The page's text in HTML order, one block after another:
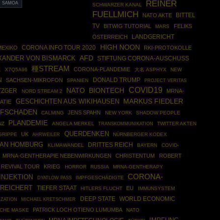
SAMOA SCHWARZER KANAL
REINER
FUELLMICH
NATO AKTE
BITTEL
TV
BITWIG TUTORIAL MARS
FELIKS
ÖSTERREICH
LANDGERICHT
CORONA INFO TOUR 2020 HIGH NOON RKI-PROTOKOLLE
VON BISMARCK AFD STIFTUNG CORONA-AUSCHUSS
X7Q5A96 種STREAM CORONA-PLANDEMIE 大名 ASPHYX NEW
SACHSEN-MIKROFON SPANIEN DONALD TRUMP PROJECT VERITAS
NORD STREAM 2 NATO BIONTECH COVID19
MRNA-
GESCHICHTEN AUS WIKIHAUSEN
MARKUS FIEDLER
CALMING JENS SPAHN NEW YORK
SHADOW PEOPLE
PLANDEMIE ANGELA MERKEL TRANSKOMMUNIKATION
TWITTER AKTEN
UK AHRWEILER QUERDENKEN NÜRNBERGER KODEX
HOMBURG KLIMAWANDEL DRITTES REICH BAYERN COVID-
MRNA-GENTHERAPIE NEBENWIRKUNGEN CHRISTENTUM
ROBERT
TOUR
KRIEG HORROR RUSSIA MRNA-GENTHERAPY
DYATLOW PASS IMPFGESCHÄDIGTE CORONA-
TIEFER STAAT HITLERS FLUCHT EU
IMMUNSYSTEM
MICHAEL KRETSCHMER DEEP STATE WORLD ECONOMIC
MASKE PATRICK LOCH OTIENO LUMUMBA
NATO